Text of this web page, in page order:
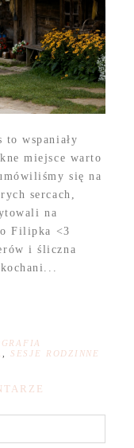
to wspaniały
miejsce warto
się na
sercach,
na
Filipka <3
i śliczna
SESJE RODZINNE